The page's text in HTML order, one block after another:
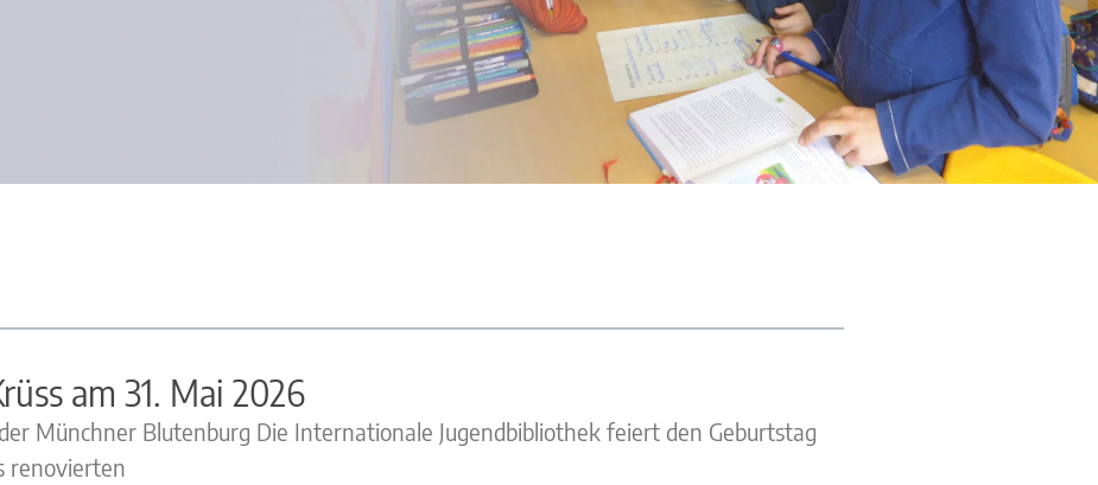
am 31. Mai 2026
Münchner Blutenburg Die Internationale Jugendbibliothek feiert den Geburtstag
renovierten